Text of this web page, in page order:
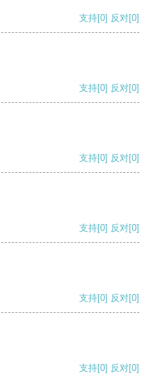
支持[0] 反对[0]
支持[0] 反对[0]
支持[0] 反对[0]
支持[0] 反对[0]
支持[0] 反对[0]
支持[0] 反对[0]